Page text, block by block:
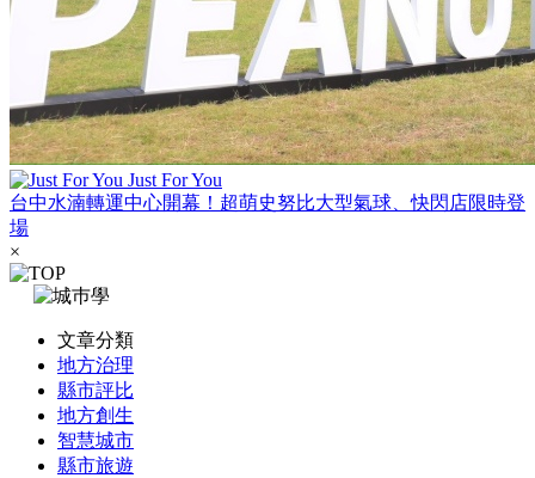
Just For You
台中水湳轉運中心開幕！超萌史努比大型氣球、快閃店限時登
場
×
文章分類
地方治理
縣市評比
地方創生
智慧城市
縣市旅遊